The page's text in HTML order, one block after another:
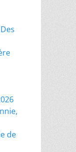
de